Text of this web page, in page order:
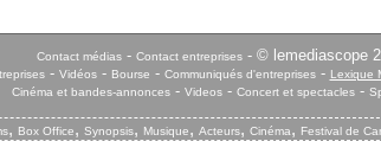
Contact médias- Contact entreprises- © lemediascope
- Vidéos- Bourse - Communiqués d'entreprises- Lexique
Cinéma et bandes-annonces- Videos- Concert et spectacles-
, Box Office, Synopsis, Musique, Acteurs, Cinéma, Festival de